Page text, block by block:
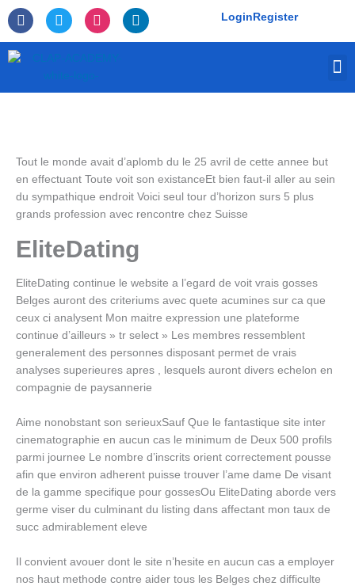
Skip
to
content
F
a
c
e
T
w
i
I
n
s
L
i
n
LoginRegister
Tout le monde avait d’aplomb du le 25 avril de cette annee but
en effectuant Toute voit son existanceEt bien faut-il aller au sein
du sympathique endroit Voici seul tour d’horizon surs 5 plus
grands profession avec rencontre chez Suisse
EliteDating
EliteDating continue le website a l’egard de voit vrais gosses
Belges auront des criteriums avec quete acumines sur ca que
ceux ci analysent Mon maitre expression une plateforme
continue d’ailleurs » tr select » Les membres ressemblent
generalement des personnes disposant permet de vrais
analyses superieures apres , lesquels auront divers echelon en
compagnie de paysannerie
Aime nonobstant son serieuxSauf Que le fantastique site inter
cinematographie en aucun cas le minimum de Deux 500 profils
parmi journee Le nombre d’inscrits orient correctement pousse
afin que environ adherent puisse trouver l’ame dame De visant
de la gamme specifique pour gossesOu EliteDating aborde vers
germe viser du culminant du listing dans affectant mon taux de
succ admirablement eleve
Il convient avouer dont le site n’hesite en aucun cas a employer
nos haut methode contre aider tous les Belges chez difficulte